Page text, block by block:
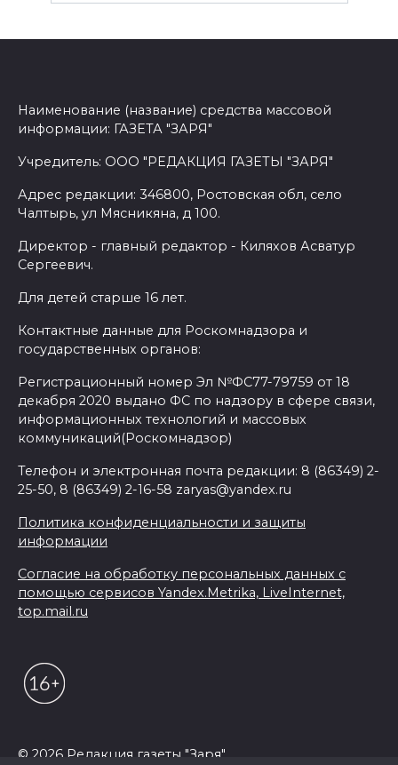
Наименование (название) средства массовой
информации: ГАЗЕТА "ЗАРЯ"
Учредитель: ООО "РЕДАКЦИЯ ГАЗЕТЫ "ЗАРЯ"
Адрес редакции: 346800, Ростовская обл, село
Чалтырь, ул Мясникяна, д 100.
Директор - главный редактор - Киляхов Асватур
Сергеевич.
Для детей старше 16 лет.
Контактные данные для Роскомнадзора и
государственных органов:
Регистрационный номер Эл №ФС77-79759 от 18
декабря 2020 выдано ФС по надзору в сфере связи,
информационных технологий и массовых
коммуникаций(Роскомнадзор)
Телефон и электронная почта редакции: 8 (86349) 2-
25-50, 8 (86349) 2-16-58 zaryas@yandex.ru
Политика конфиденциальности и защиты
информации
Согласие на обработку персональных данных с
помощью сервисов Yandex.Metrika, LiveInternet,
top.mail.ru
© 2026 Редакция газеты "Заря"